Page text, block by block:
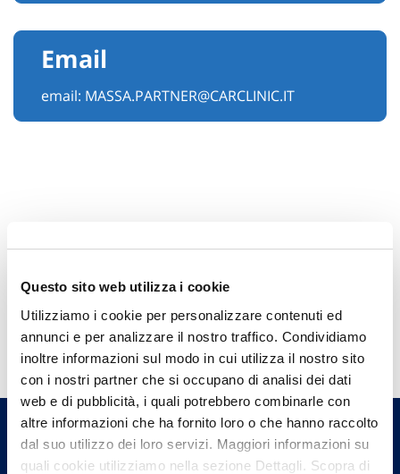
Questo sito web utilizza i cookie
Utilizziamo i cookie per personalizzare contenuti ed
annunci e per analizzare il nostro traffico. Condividiamo
inoltre informazioni sul modo in cui utilizza il nostro sito
con i nostri partner che si occupano di analisi dei dati
web e di pubblicità, i quali potrebbero combinarle con
altre informazioni che ha fornito loro o che hanno raccolto
dal suo utilizzo dei loro servizi. Maggiori informazioni su
quali cookie utilizziamo nella sezione Dettagli. Scopra di
Email
email: MASSA.PARTNER@CARCLINIC.IT
Hai bisogno di
informazioni?
Trova l'Agenzia più vicina a te e parla con
un nostro Agente.
Contattaci